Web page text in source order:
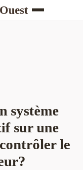
système
sur une
le